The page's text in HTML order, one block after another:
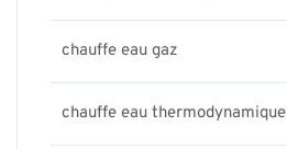
chauffe eau gaz
chauffe eau thermodynamique